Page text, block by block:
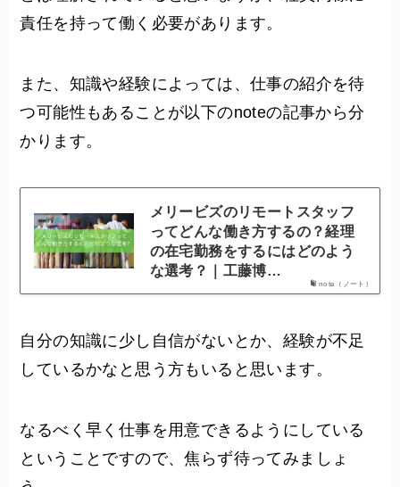
責任を持って働く必要があります。
また、知識や経験によっては、仕事の紹介を待
つ可能性もあることが以下のnoteの記事から分
かります。
note（ノート）
メリービズのリモートスタッフ
ってどんな働き方するの？経理
の在宅勤務をするにはどのよう
な選考？｜工藤博…
自分の知識に少し自信がないとか、経験が不足
しているかなと思う方もいると思います。
なるべく早く仕事を用意できるようにしている
ということですので、焦らず待ってみましょ